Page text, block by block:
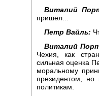
Виталий
пришел...
Петр Вайль:
Виталий
Чехия, как
сильная оценка
моральному
президентом, но
политикам.